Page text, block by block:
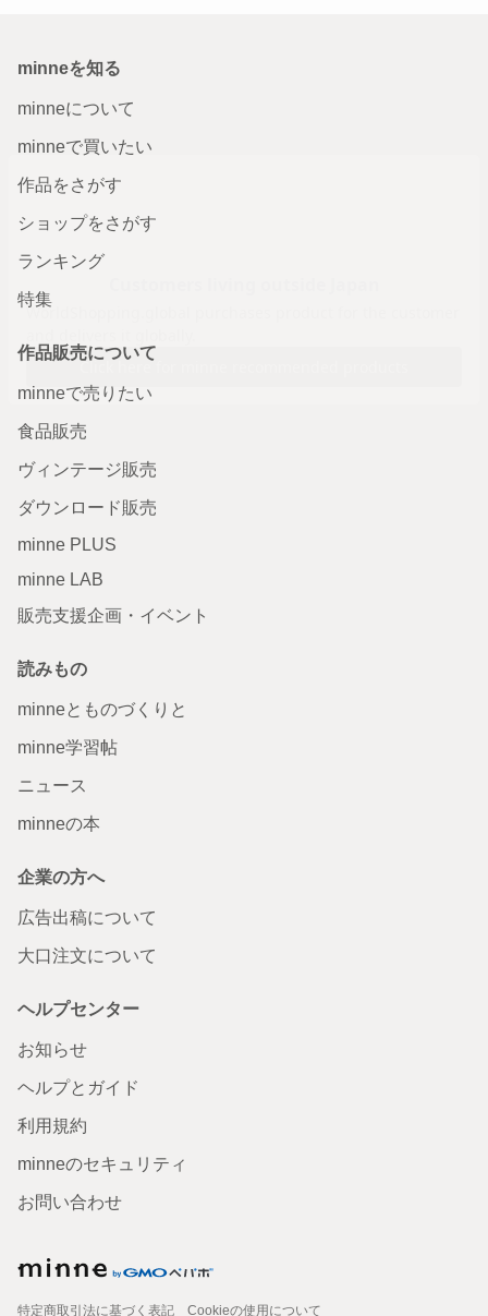
minneを知る
minneについて
minneで買いたい
作品をさがす
ショップをさがす
ランキング
特集
作品販売について
minneで売りたい
食品販売
ヴィンテージ販売
ダウンロード販売
minne PLUS
minne LAB
販売支援企画・イベント
読みもの
minneとものづくりと
minne学習帖
ニュース
minneの本
企業の方へ
広告出稿について
大口注文について
ヘルプセンター
お知らせ
ヘルプとガイド
利用規約
minneのセキュリティ
お問い合わせ
特定商取引法に基づく表記
Cookieの使用について